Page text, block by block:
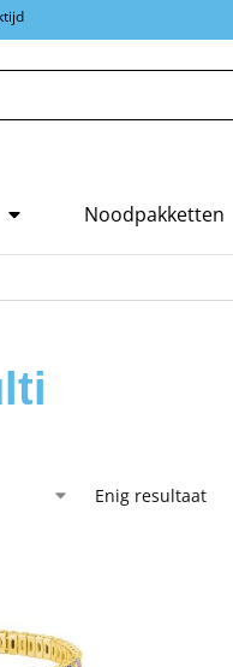
Noodpakketten
Enig resultaat